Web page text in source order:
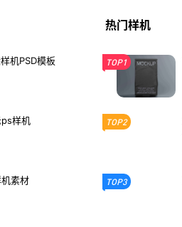
机PSD模板
样机
素材
热门样机
TOP1
TOP2
TOP3